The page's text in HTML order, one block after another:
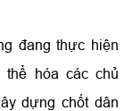
đang thực hiện
hóa các chủ
dựng chốt dân